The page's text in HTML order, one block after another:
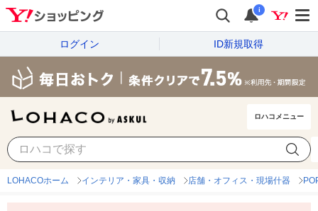
i
ログイン ID新規取得
ロハコメニュー
LOHACOホーム インテリア・家具・収納 店舗・オフィス・現場什器